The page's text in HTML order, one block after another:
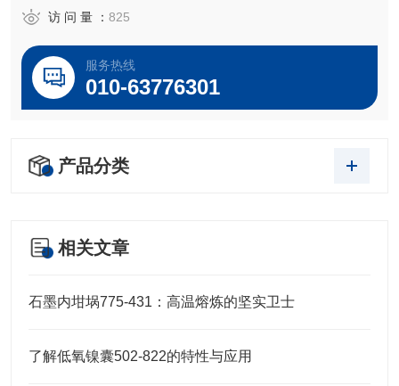
访 问 量 ： 825
服务热线
010-63776301
产品分类
相关文章
石墨内坩埚775-431：高温熔炼的坚实卫士
了解低氧镍囊502-822的特性与应用